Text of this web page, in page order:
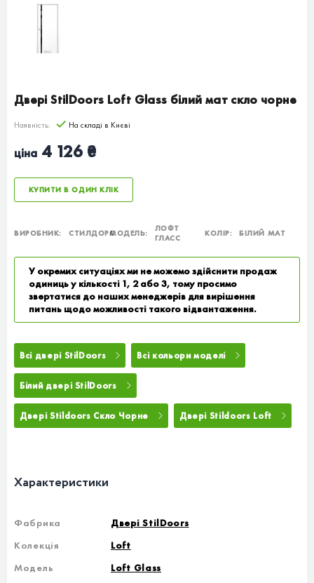
Двері StilDoors Loft Glass білий мат скло чорне
Наявність: На складі в Києві
ціна 4 126 ₴
КУПИТИ В ОДИН КЛІК
ВИРОБНИК: СТИЛДОРСМОДЕЛЬ:
ЛОФТ
ГЛАСС
КОЛІР: БІЛИЙ МАТ
У окремих ситуаціях ми не можемо здійснити продаж
одиниць у кількості 1, 2 або 3, тому просимо
звертатися до наших менеджерів для вирішення
питань щодо можливості такого відвантаження.
Всі двері StilDoors Всі кольори моделі
Білий двері StilDoors
Двері Stildoors Скло Чорне Двері Stildoors Loft
Характеристики
Фабрика
Двері StilDoors
Колекція
Loft
Модель
Loft Glass